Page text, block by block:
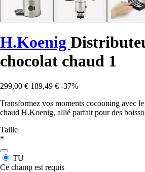
H.Koenig
chocolat chaud 1
299,00 € 189,49 € -37%
Transformez vos moments cocooning avec
chaud H.Koenig, allié parfait pour des
Taille
*
TU
Ce champ est requis